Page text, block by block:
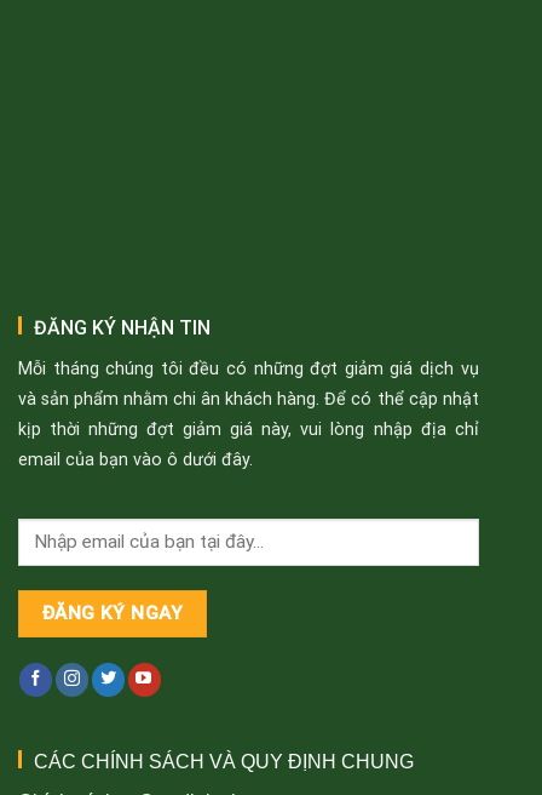
ĐĂNG KÝ NHẬN TIN
Mỗi tháng chúng tôi đều có những đợt giảm giá dịch vụ
và sản phẩm nhằm chi ân khách hàng. Để có thể cập nhật
kịp thời những đợt giảm giá này, vui lòng nhập địa chỉ
email của bạn vào ô dưới đây.
CÁC CHÍNH SÁCH VÀ QUY ĐỊNH CHUNG